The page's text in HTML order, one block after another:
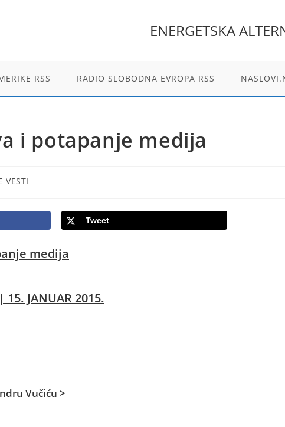
ENERGETSKA
RSS RADIO SLOBODNA EVROPA RSS
i potapanje medija
VESTI
Tweet
medija
15. JANUAR 2015.
Vučiću >